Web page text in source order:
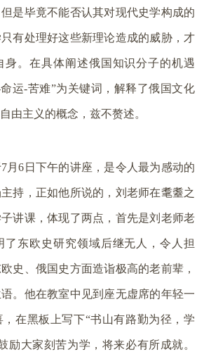
是毕竟不能否认其对现代史学构成的
有处理好这些新理论造成的威胁，才
身。在具体阐述俄国知识分子的机遇
运-苦难”为关键词，解释了俄国文化
由主义的概念，兹不赘述。
月6日下午的讲座，是令人最为感动的
持，正如他所说的，刘老师在耄耋之
讲课，体现了两点，首先是刘老师老
了东欧史研究领域后继无人，令人担
史、俄国史方面造诣极高的老前辈，
。他在教室中见到座无虚席的年轻一
在黑板上写下“书山有路勤为径，学
励大家刻苦为学，将来必有所成就。